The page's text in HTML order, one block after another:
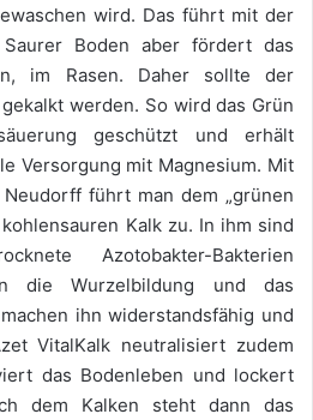
wird. Das führt mit der
Boden aber fördert das
im Rasen. Daher sollte der
werden. So wird das Grün
geschützt und erhält
Versorgung mit Magnesium. Mit
führt man dem „grünen
Kalk zu. In ihm sind
Azotobakter-Bakterien
die Wurzelbildung und das
ihn widerstandsfähig und
VitalKalk neutralisiert zudem
das Bodenleben und lockert
dem Kalken steht dann das